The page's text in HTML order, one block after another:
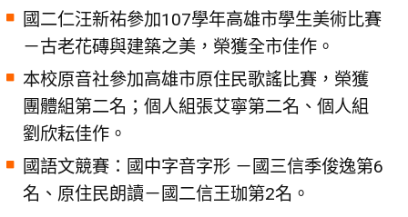
國二仁汪新祐參加107學年高雄市學生美術比賽
－古老花磚與建築之美，榮獲全市佳作。
本校原音社參加高雄市原住民歌謠比賽，榮獲
團體組第二名；個人組張艾寧第二名、個人組
劉欣耘佳作。
國語文競賽：國中字音字形 －國三信季俊逸第6
名、原住民朗讀－國二信王珈第2名。